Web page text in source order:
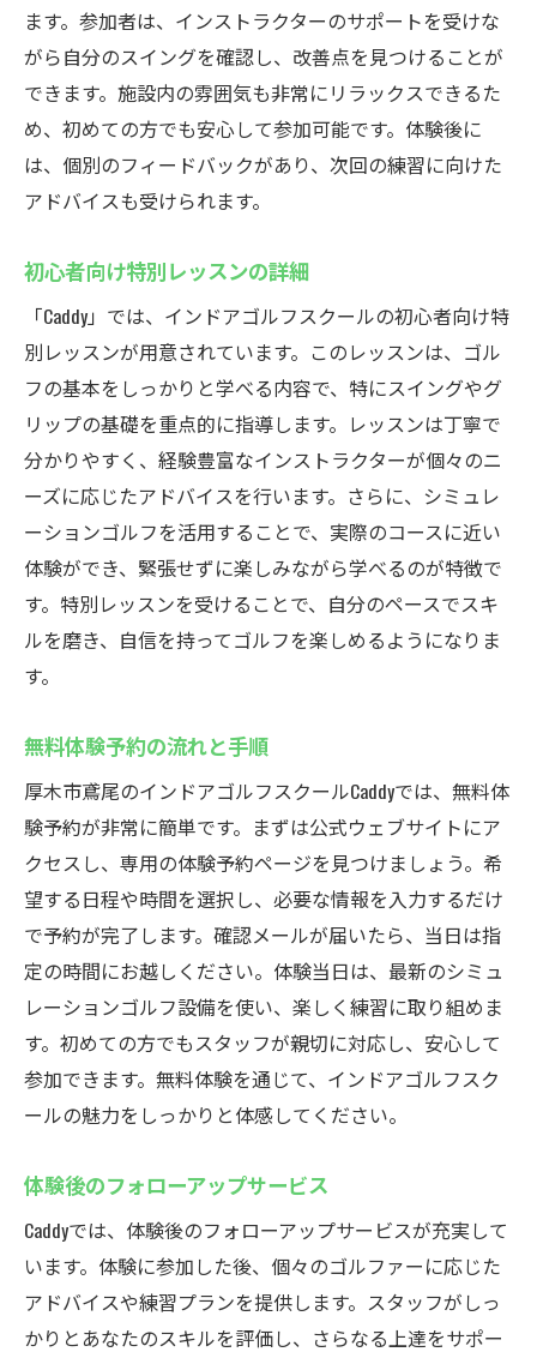
ます。参加者は、インストラクターのサポートを受けな
がら自分のスイングを確認し、改善点を見つけることが
できます。施設内の雰囲気も非常にリラックスできるた
め、初めての方でも安心して参加可能です。体験後に
は、個別のフィードバックがあり、次回の練習に向けた
アドバイスも受けられます。
初心者向け特別レッスンの詳細
「Caddy」では、インドアゴルフスクールの初心者向け特
別レッスンが用意されています。このレッスンは、ゴル
フの基本をしっかりと学べる内容で、特にスイングやグ
リップの基礎を重点的に指導します。レッスンは丁寧で
分かりやすく、経験豊富なインストラクターが個々のニ
ーズに応じたアドバイスを行います。さらに、シミュレ
ーションゴルフを活用することで、実際のコースに近い
体験ができ、緊張せずに楽しみながら学べるのが特徴で
す。特別レッスンを受けることで、自分のペースでスキ
ルを磨き、自信を持ってゴルフを楽しめるようになりま
す。
無料体験予約の流れと手順
厚木市鳶尾のインドアゴルフスクールCaddyでは、無料体
験予約が非常に簡単です。まずは公式ウェブサイトにア
クセスし、専用の体験予約ページを見つけましょう。希
望する日程や時間を選択し、必要な情報を入力するだけ
で予約が完了します。確認メールが届いたら、当日は指
定の時間にお越しください。体験当日は、最新のシミュ
レーションゴルフ設備を使い、楽しく練習に取り組めま
す。初めての方でもスタッフが親切に対応し、安心して
参加できます。無料体験を通じて、インドアゴルフスク
ールの魅力をしっかりと体感してください。
体験後のフォローアップサービス
Caddyでは、体験後のフォローアップサービスが充実して
います。体験に参加した後、個々のゴルファーに応じた
アドバイスや練習プランを提供します。スタッフがしっ
かりとあなたのスキルを評価し、さらなる上達をサポー